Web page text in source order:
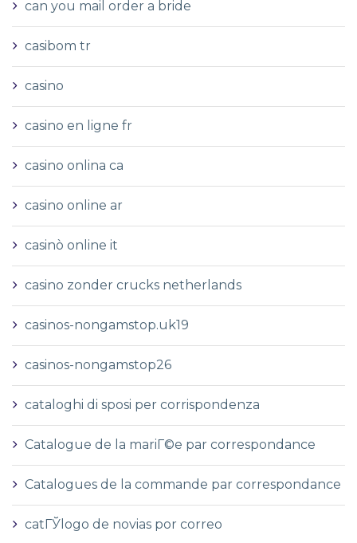
can you mail order a bride
casibom tr
casino
casino en ligne fr
casino onlina ca
casino online ar
casinò online it
casino zonder crucks netherlands
casinos-nongamstop.uk19
casinos-nongamstop26
cataloghi di sposi per corrispondenza
Catalogue de la mariГ©e par correspondance
Catalogues de la commande par correspondance
catГЎlogo de novias por correo